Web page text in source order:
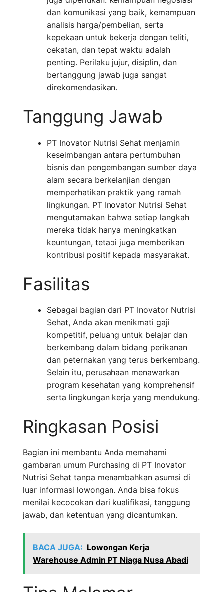
dan komunikasi yang baik, kemampuan
analisis harga/pembelian, serta
kepekaan untuk bekerja dengan teliti,
cekatan, dan tepat waktu adalah
penting. Perilaku jujur, disiplin, dan
bertanggung jawab juga sangat
direkomendasikan.
Tanggung Jawab
PT Inovator Nutrisi Sehat menjamin
keseimbangan antara pertumbuhan
bisnis dan pengembangan sumber daya
alam secara berkelanjian dengan
memperhatikan praktik yang ramah
lingkungan. PT Inovator Nutrisi Sehat
mengutamakan bahwa setiap langkah
mereka tidak hanya meningkatkan
keuntungan, tetapi juga memberikan
kontribusi positif kepada masyarakat.
Fasilitas
Sebagai bagian dari PT Inovator Nutrisi
Sehat, Anda akan menikmati gaji
kompetitif, peluang untuk belajar dan
berkembang dalam bidang perikanan
dan peternakan yang terus berkembang.
Selain itu, perusahaan menawarkan
program kesehatan yang komprehensif
serta lingkungan kerja yang mendukung.
Ringkasan Posisi
Bagian ini membantu Anda memahami
gambaran umum Purchasing di PT Inovator
Nutrisi Sehat tanpa menambahkan asumsi di
luar informasi lowongan. Anda bisa fokus
menilai kecocokan dari kualifikasi, tanggung
jawab, dan ketentuan yang dicantumkan.
BACA JUGA: Lowongan Kerja
Warehouse Admin PT Niaga Nusa Abadi